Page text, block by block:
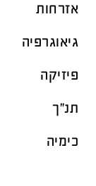
אזרחות
גיאוגרפיה
פיזיקה
תנ"ך
כימיה